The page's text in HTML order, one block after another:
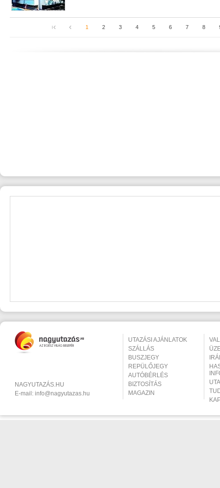
1 2 3 4 5 6 7 8
NAGYUTAZÁS.HU
E-mail: info@nagyutazas.hu
UTAZÁSI AJÁNLATOK
SZÁLLÁS
BUSZJEGY
REPÜLŐJEGY
AUTÓBÉRLÉS
BIZTOSÍTÁS
MAGAZIN